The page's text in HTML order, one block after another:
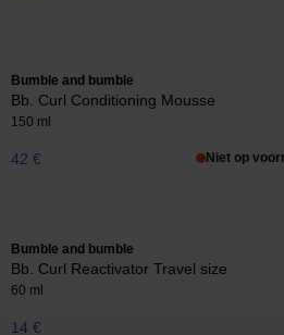
Bumble and bumble
Bb. Curl Conditioning Mousse
150 ml
42 € Niet op
Bumble and bumble
Bb. Curl Reactivator Travel size
60 ml
14 €